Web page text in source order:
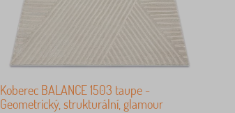
Koberec BALANCE 1503 taupe -
Geometrický, strukturální, glamour